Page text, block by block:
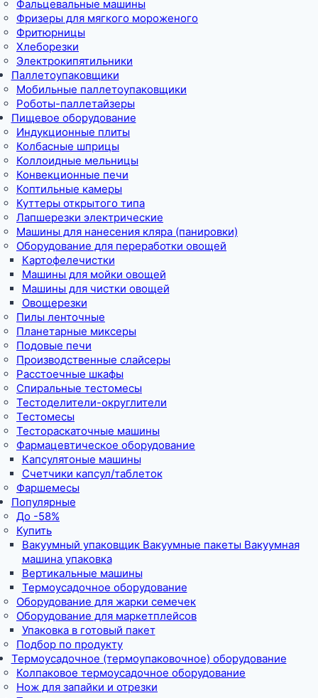
Фальцевальные машины
Фризеры для мягкого мороженого
Фритюрницы
Хлеборезки
Электрокипятильники
Паллетоупаковщики
Мобильные паллетоупаковщики
Роботы-паллетайзеры
Пищевое оборудование
Индукционные плиты
Колбасные шприцы
Коллоидные мельницы
Конвекционные печи
Коптильные камеры
Куттеры открытого типа
Лапшерезки электрические
Машины для нанесения кляра (панировки)
Оборудование для переработки овощей
Картофелечистки
Машины для мойки овощей
Машины для чистки овощей
Овощерезки
Пилы ленточные
Планетарные миксеры
Подовые печи
Производственные слайсеры
Расстоечные шкафы
Спиральные тестомесы
Тестоделители-округлители
Тестомесы
Тестораскаточные машины
Фармацевтическое оборудование
Капсулятоные машины
Счетчики капсул/таблеток
Фаршемесы
Популярные
До -58%
Купить
Вакуумный упаковщик Вакуумные пакеты Вакуумная
машина упаковка
Вертикальные машины
Термоусадочное оборудование
Оборудование для жарки семечек
Оборудование для маркетплейсов
Упаковка в готовый пакет
Подбор по продукту
Термоусадочное (термоупаковочное) оборудование
Колпаковое термоусадочное оборудование
Нож для запайки и отрезки